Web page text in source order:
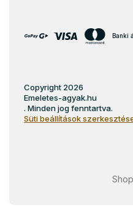
Banki
Copyright 2026
Emeletes-agyak.hu
. Minden jog fenntartva.
Süti beállítások